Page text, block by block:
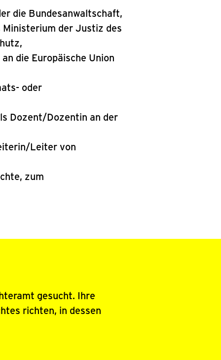
die Bundesanwaltschaft,
Ministerium der Justiz des
die Europäische Union
oder
Dozent/Dozentin an der
Leiter von
zum
gesucht. Ihre
richten, in dessen